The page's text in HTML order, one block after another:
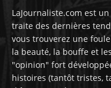
LaJournaliste.com est
traite des dernières
vous trouverez une
la beauté, la bouffe et
"opinion" fort
histoires (tantôt tristes,